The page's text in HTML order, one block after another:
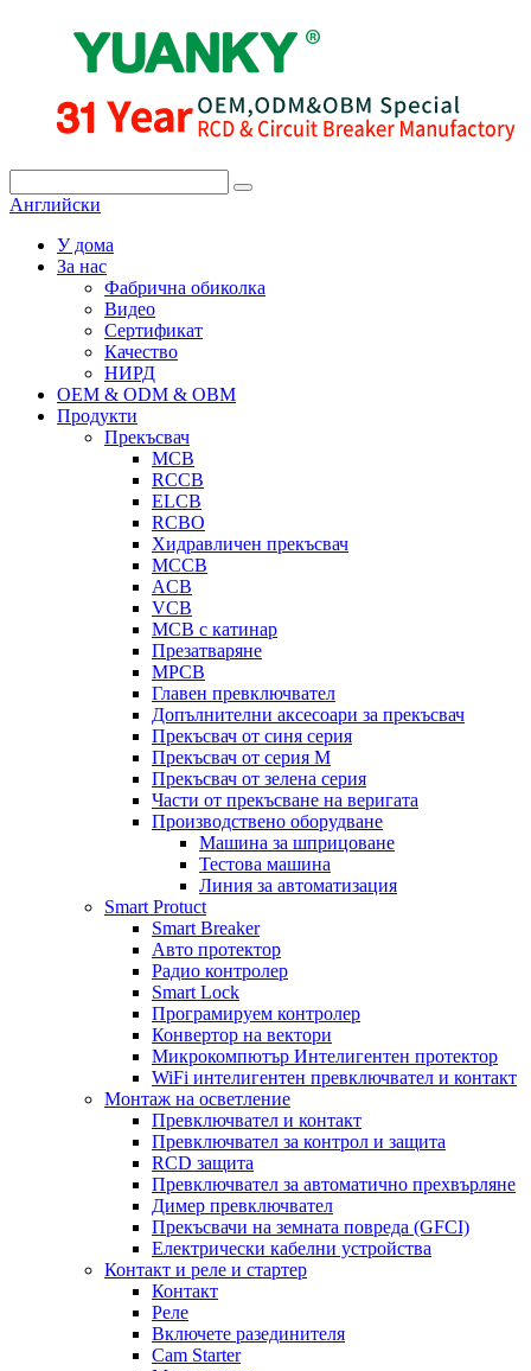
Английски
У дома
За нас
Фабрична обиколка
Видео
Сертификат
Качество
НИРД
OEM & ODM & OBM
Продукти
Прекъсвач
MCB
RCCB
ELCB
RCBO
Хидравличен прекъсвач
MCCB
ACB
VCB
MCB с катинар
Презатваряне
MPCB
Главен превключвател
Допълнителни аксесоари за прекъсвач
Прекъсвач от синя серия
Прекъсвач от серия М
Прекъсвач от зелена серия
Части от прекъсване на веригата
Производствено оборудване
Машина за шприцоване
Тестова машина
Линия за автоматизация
Smart Protuct
Smart Breaker
Авто протектор
Радио контролер
Smart Lock
Програмируем контролер
Конвертор на вектори
Микрокомпютър Интелигентен протектор
WiFi интелигентен превключвател и контакт
Монтаж на осветление
Превключвател и контакт
Превключвател за контрол и защита
RCD защита
Превключвател за автоматично прехвърляне
Димер превключвател
Прекъсвачи на земната повреда (GFCI)
Електрически кабелни устройства
Контакт и реле и стартер
Контакт
Реле
Включете разединителя
Cam Starter